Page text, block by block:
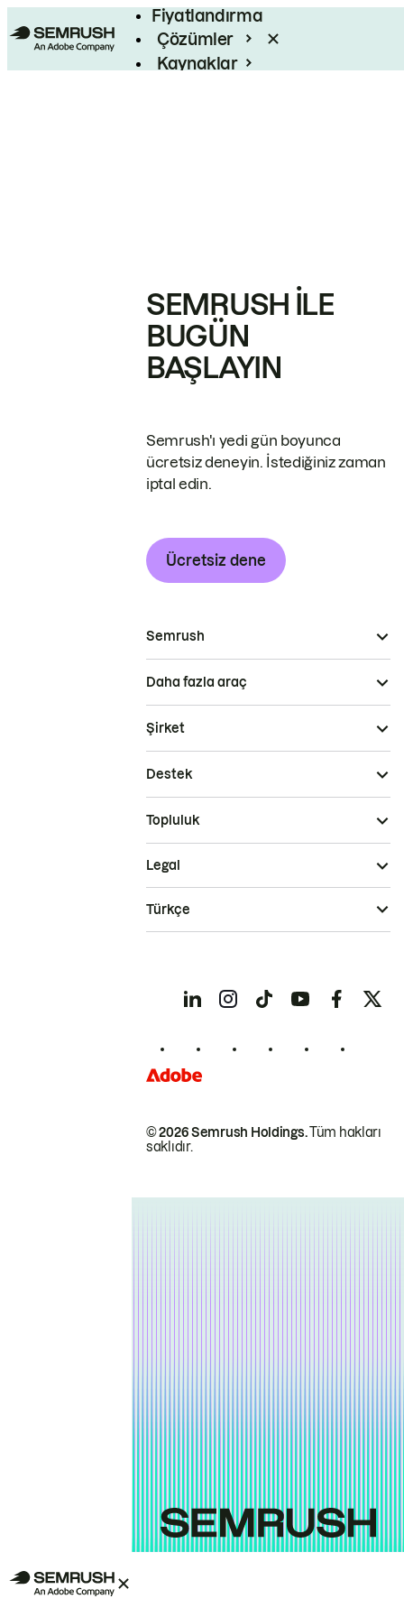
Fiyatlandırma
Çözümler
Kaynaklar
SEMRUSH ILE
BUGÜN
BAŞLAYIN
Semrush'ı yedi gün boyunca
ücretsiz deneyin. İstediğiniz zaman
iptal edin.
Ücretsiz dene
Semrush
Daha fazla araç
Şirket
Destek
Topluluk
© 2026 Semrush Holdings.Tüm hakları
saklıdır.
Legal
Türkçe